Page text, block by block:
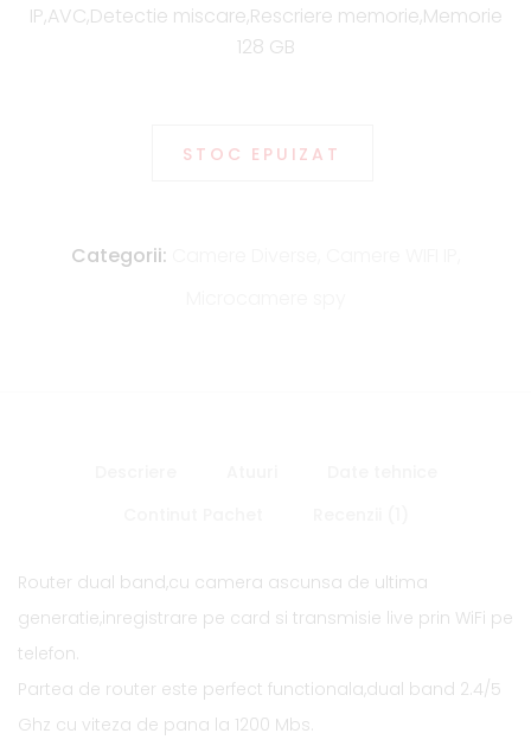
IP,AVC,Detectie miscare,Rescriere memorie,Memorie
128 GB
STOC EPUIZAT
Categorii:
Router dual band,cu camera ascunsa de ultima
generatie,inregistrare pe card si transmisie live prin WiFi pe
telefon.
Partea de router este perfect functionala,dual band 2.4/5
Ghz cu viteza de pana la 1200 Mbs.